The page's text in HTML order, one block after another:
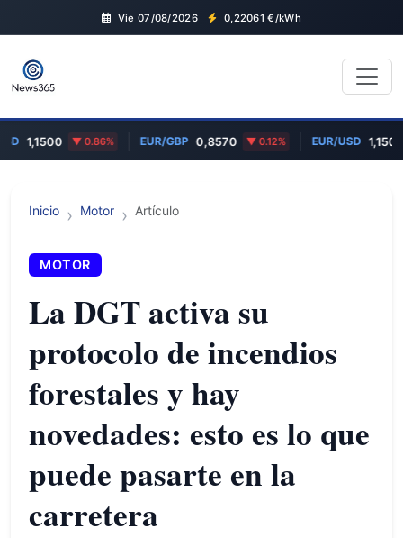
Vie 07/08/2026 0,22061 €/kWh
1,1500 0.86% EUR/GBP 0,8570 0.12% EUR/USD 1,1500
Inicio Motor Artículo
MOTOR
La DGT activa su
protocolo de incendios
forestales y hay
novedades: esto es lo que
puede pasarte en la
carretera